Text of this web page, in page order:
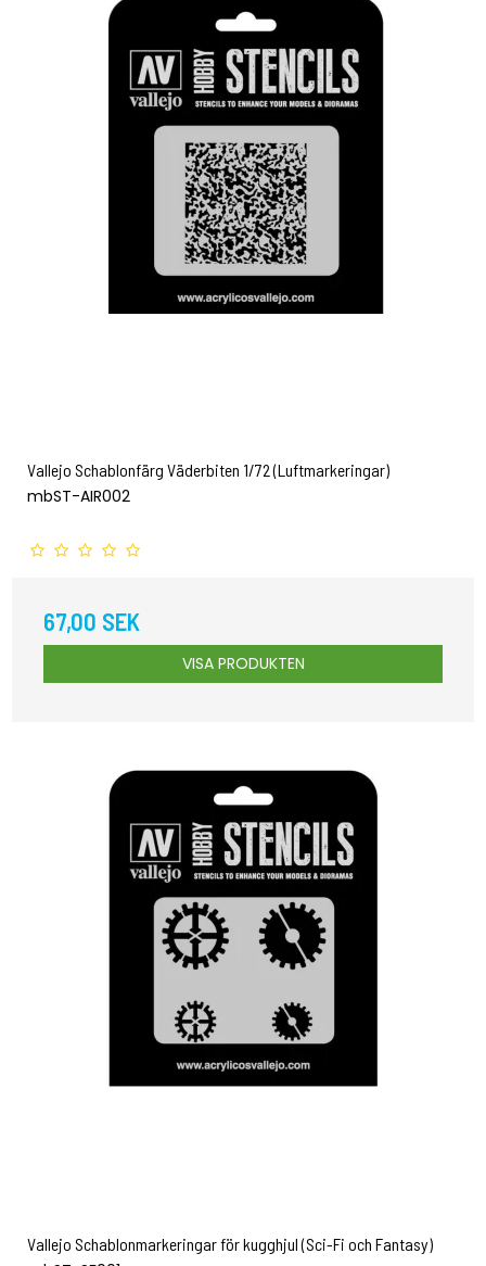
Vallejo Schablonfärg Väderbiten 1/72 (Luftmarkeringar)
mbST-AIR002
67,00 SEK
VISA PRODUKTEN
Vallejo Schablonmarkeringar för kugghjul (Sci-Fi och Fantasy)